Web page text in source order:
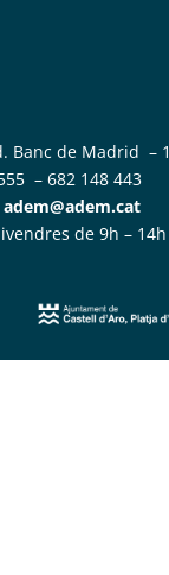
Banc de Madrid –
– 682 148 443
adem@adem.cat
de 9h – 14h